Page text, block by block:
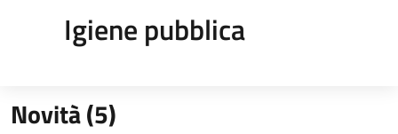
Igiene pubblica
Novità (5)